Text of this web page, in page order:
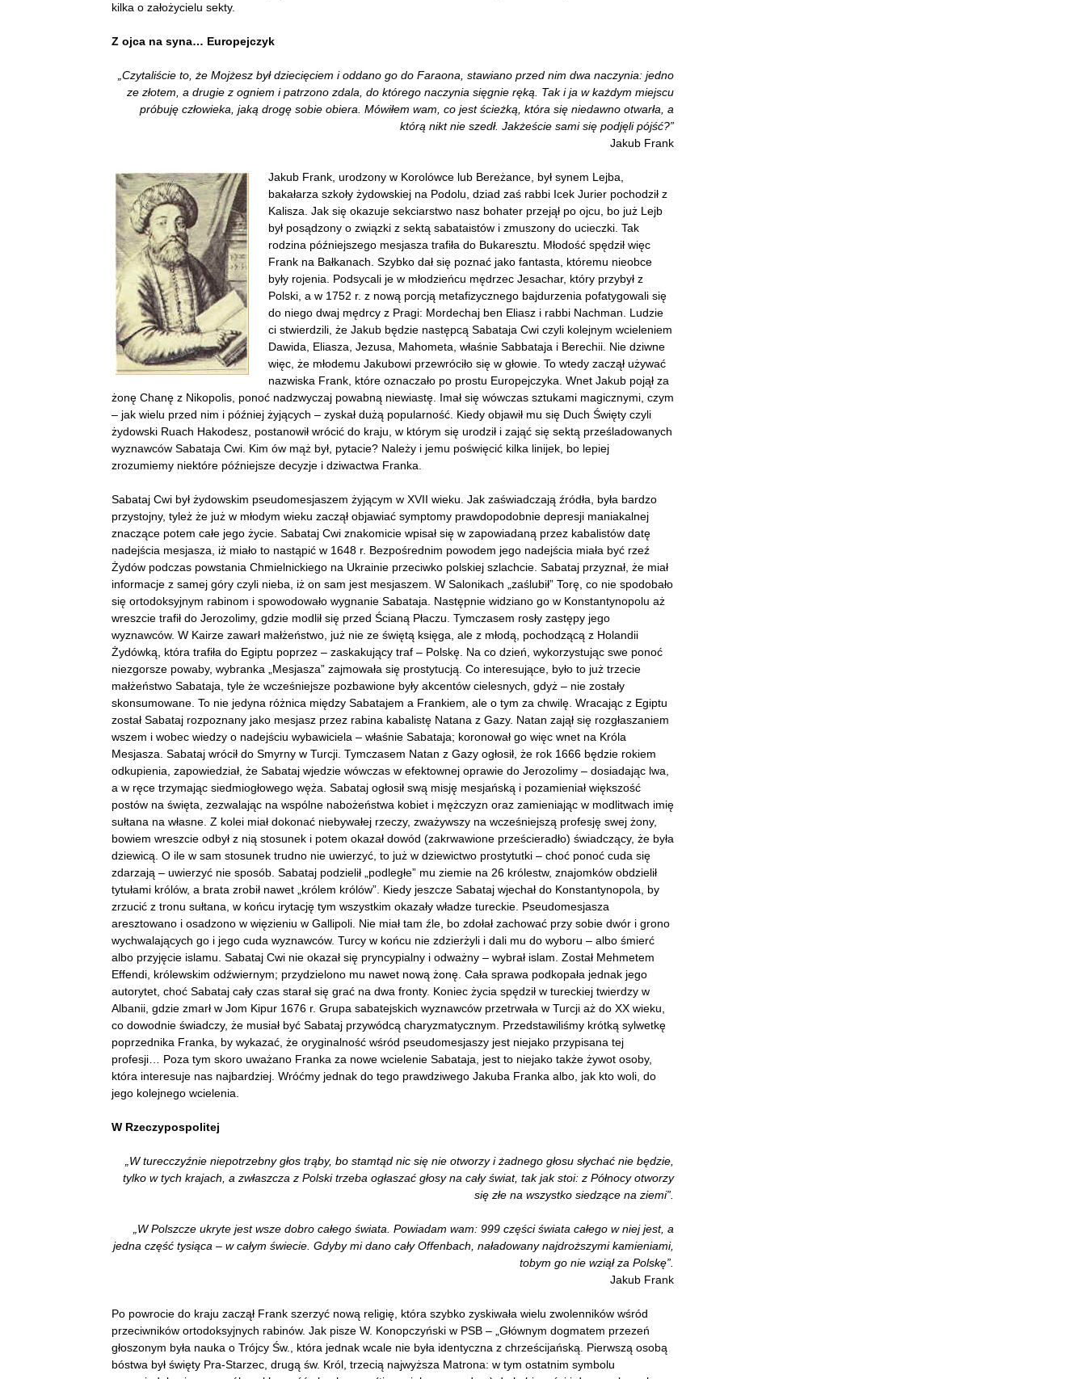
kilka o założycielu sekty.
Z ojca na syna… Europejczyk
„Czytaliście to, że Mojżesz był dziecięciem i oddano go do Faraona, stawiano przed nim dwa naczynia: jedno
ze złotem, a drugie z ogniem i patrzono zdala, do którego naczynia sięgnie ręką. Tak i ja w każdym miejscu
próbuję człowieka, jaką drogę sobie obiera. Mówiłem wam, co jest ścieżką, która się niedawno otwarła, a
którą nikt nie szedł. Jakżeście sami się podjęli pójść?”
Jakub Frank
Jakub Frank, urodzony w Korolówce lub Bereżance, był synem Lejba,
bakałarza szkoły żydowskiej na Podolu, dziad zaś rabbi Icek Jurier pochodził z
Kalisza. Jak się okazuje sekciarstwo nasz bohater przejął po ojcu, bo już Lejb
był posądzony o związki z sektą sabataistów i zmuszony do ucieczki. Tak
rodzina późniejszego mesjasza trafiła do Bukaresztu. Młodość spędził więc
Frank na Bałkanach. Szybko dał się poznać jako fantasta, któremu nieobce
były rojenia. Podsycali je w młodzieńcu mędrzec Jesachar, który przybył z
Polski, a w 1752 r. z nową porcją metafizycznego bajdurzenia pofatygowali się
do niego dwaj mędrcy z Pragi: Mordechaj ben Eliasz i rabbi Nachman. Ludzie
ci stwierdzili, że Jakub będzie następcą Sabataja Cwi czyli kolejnym wcieleniem
Dawida, Eliasza, Jezusa, Mahometa, właśnie Sabbataja i Berechii. Nie dziwne
więc, że młodemu Jakubowi przewróciło się w głowie. To wtedy zaczął używać
nazwiska Frank, które oznaczało po prostu Europejczyka. Wnet Jakub pojął za
żonę Chanę z Nikopolis, ponoć nadzwyczaj powabną niewiastę. Imał się wówczas sztukami magicznymi, czym
– jak wielu przed nim i później żyjących – zyskał dużą popularność. Kiedy objawił mu się Duch Święty czyli
żydowski Ruach Hakodesz, postanowił wrócić do kraju, w którym się urodził i zająć się sektą prześladowanych
wyznawców Sabataja Cwi. Kim ów mąż był, pytacie? Należy i jemu poświęcić kilka linijek, bo lepiej
zrozumiemy niektóre późniejsze decyzje i dziwactwa Franka.
Sabataj Cwi był żydowskim pseudomesjaszem żyjącym w XVII wieku. Jak zaświadczają źródła, była bardzo
przystojny, tyleż że już w młodym wieku zaczął objawiać symptomy prawdopodobnie depresji maniakalnej
znaczące potem całe jego życie. Sabataj Cwi znakomicie wpisał się w zapowiadaną przez kabalistów datę
nadejścia mesjasza, iż miało to nastąpić w 1648 r. Bezpośrednim powodem jego nadejścia miała być rzeź
Żydów podczas powstania Chmielnickiego na Ukrainie przeciwko polskiej szlachcie. Sabataj przyznał, że miał
informacje z samej góry czyli nieba, iż on sam jest mesjaszem. W Salonikach „zaślubił” Torę, co nie spodobało
się ortodoksyjnym rabinom i spowodowało wygnanie Sabataja. Następnie widziano go w Konstantynopolu aż
wreszcie trafił do Jerozolimy, gdzie modlił się przed Ścianą Płaczu. Tymczasem rosły zastępy jego
wyznawców. W Kairze zawarł małżeństwo, już nie ze świętą księga, ale z młodą, pochodzącą z Holandii
Żydówką, która trafiła do Egiptu poprzez – zaskakujący traf – Polskę. Na co dzień, wykorzystując swe ponoć
niezgorsze powaby, wybranka „Mesjasza” zajmowała się prostytucją. Co interesujące, było to już trzecie
małżeństwo Sabataja, tyle że wcześniejsze pozbawione były akcentów cielesnych, gdyż – nie zostały
skonsumowane. To nie jedyna różnica między Sabatajem a Frankiem, ale o tym za chwilę. Wracając z Egiptu
został Sabataj rozpoznany jako mesjasz przez rabina kabalistę Natana z Gazy. Natan zajął się rozgłaszaniem
wszem i wobec wiedzy o nadejściu wybawiciela – właśnie Sabataja; koronował go więc wnet na Króla
Mesjasza. Sabataj wrócił do Smyrny w Turcji. Tymczasem Natan z Gazy ogłosił, że rok 1666 będzie rokiem
odkupienia, zapowiedział, że Sabataj wjedzie wówczas w efektownej oprawie do Jerozolimy – dosiadając lwa,
a w ręce trzymając siedmiogłowego węża. Sabataj ogłosił swą misję mesjańską i pozamieniał większość
postów na święta, zezwalając na wspólne nabożeństwa kobiet i mężczyzn oraz zamieniając w modlitwach imię
sułtana na własne. Z kolei miał dokonać niebywałej rzeczy, zważywszy na wcześniejszą profesję swej żony,
bowiem wreszcie odbył z nią stosunek i potem okazał dowód (zakrwawione prześcieradło) świadczący, że była
dziewicą. O ile w sam stosunek trudno nie uwierzyć, to już w dziewictwo prostytutki – choć ponoć cuda się
zdarzają – uwierzyć nie sposób. Sabataj podzielił „podległe” mu ziemie na 26 królestw, znajomków obdzielił
tytułami królów, a brata zrobił nawet „królem królów”. Kiedy jeszcze Sabataj wjechał do Konstantynopola, by
zrzucić z tronu sułtana, w końcu irytację tym wszystkim okazały władze tureckie. Pseudomesjasza
aresztowano i osadzono w więzieniu w Gallipoli. Nie miał tam źle, bo zdołał zachować przy sobie dwór i grono
wychwalających go i jego cuda wyznawców. Turcy w końcu nie zdzierżyli i dali mu do wyboru – albo śmierć
albo przyjęcie islamu. Sabataj Cwi nie okazał się pryncypialny i odważny – wybrał islam. Został Mehmetem
Effendi, królewskim odźwiernym; przydzielono mu nawet nową żonę. Cała sprawa podkopała jednak jego
autorytet, choć Sabataj cały czas starał się grać na dwa fronty. Koniec życia spędził w tureckiej twierdzy w
Albanii, gdzie zmarł w Jom Kipur 1676 r. Grupa sabatejskich wyznawców przetrwała w Turcji aż do XX wieku,
co dowodnie świadczy, że musiał być Sabataj przywódcą charyzmatycznym. Przedstawiliśmy krótką sylwetkę
poprzednika Franka, by wykazać, że oryginalność wśród pseudomesjaszy jest niejako przypisana tej
profesji… Poza tym skoro uważano Franka za nowe wcielenie Sabataja, jest to niejako także żywot osoby,
która interesuje nas najbardziej. Wróćmy jednak do tego prawdziwego Jakuba Franka albo, jak kto woli, do
jego kolejnego wcielenia.
W Rzeczypospolitej
„W turecczyźnie niepotrzebny głos trąby, bo stamtąd nic się nie otworzy i żadnego głosu słychać nie będzie,
tylko w tych krajach, a zwłaszcza z Polski trzeba ogłaszać głosy na cały świat, tak jak stoi: z Północy otworzy
się złe na wszystko siedzące na ziemi”.
„W Polszcze ukryte jest wsze dobro całego świata. Powiadam wam: 999 części świata całego w niej jest, a
jedna część tysiąca – w całym świecie. Gdyby mi dano cały Offenbach, naładowany najdroższymi kamieniami,
tobym go nie wziął za Polskę”.
Jakub Frank
Po powrocie do kraju zaczął Frank szerzyć nową religię, która szybko zyskiwała wielu zwolenników wśród
przeciwników ortodoksyjnych rabinów. Jak pisze W. Konopczyński w PSB – „Głównym dogmatem przezeń
głoszonym była nauka o Trójcy Św., która jednak wcale nie była identyczna z chrześcijańską. Pierwszą osobą
bóstwa był święty Pra-Starzec, drugą św. Król, trzecią najwyższa Matrona: w tym ostatnim symbolu